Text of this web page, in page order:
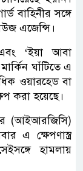
বাহিনীর সঙ্গে
এজেন্সি।
এবং ‘ইয়া আবা
ঘাঁটিতে এ
ওয়ারহেড বা
করা হয়েছে।
(আইআরজিসি)
এ ক্ষেপণাস্ত্র
হামলায়